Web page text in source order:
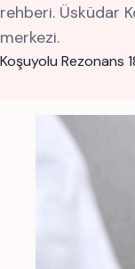
rehberi. Üsküdar
merkezi.
Koşuyolu Rezonans